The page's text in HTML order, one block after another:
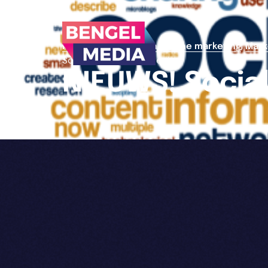
Home>Bengelmedia. online marketing,
Sociale contentstrategie
NIEUWS!